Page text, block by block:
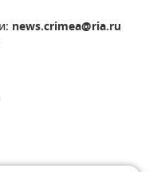
news.crimea@ria.ru